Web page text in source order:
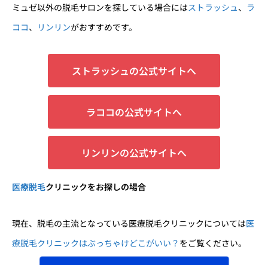
ミュゼ以外の脱毛サロンを探している場合にはストラッシュ、 ラ
ココ、 リンリンがおすすめです。
ストラッシュの公式サイトへ
ラココの公式サイトへ
リンリンの公式サイトへ
医療脱毛クリニックをお探しの場合
現在、脱毛の主流となっている医療脱毛クリニックについては医
療脱毛クリニックはぶっちゃけどこがいい？ をご覧ください。